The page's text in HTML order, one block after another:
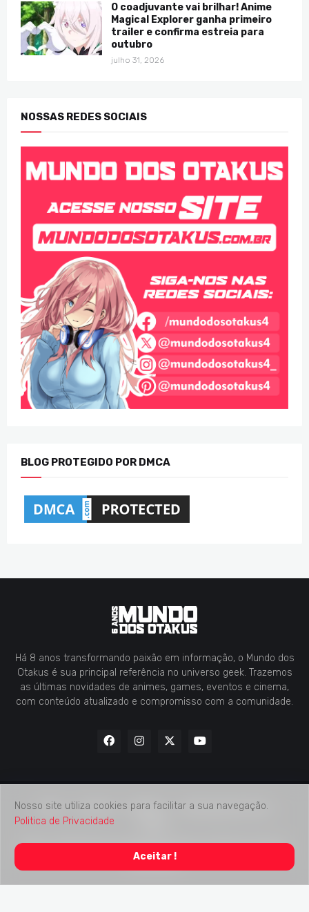
O coadjuvante vai brilhar! Anime
Magical Explorer ganha primeiro
trailer e confirma estreia para
outubro
julho 31, 2026
NOSSAS REDES SOCIAIS
BLOG PROTEGIDO POR DMCA
Há 8 anos transformando paixão em informação, o Mundo dos
Otakus é sua principal referência no universo geek. Trazemos
as últimas novidades de animes, games, eventos e cinema,
com conteúdo atualizado e compromisso com a comunidade.
Reservados
Home Contato Midia Kit
Verificação de Fatos
Nosso site utiliza cookies para facilitar a sua navegação.
Politica de Privacidade
Aceitar !